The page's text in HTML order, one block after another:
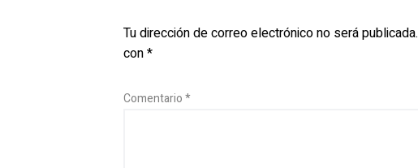
Tu dirección de correo electrónico no será publicada.
con*
Comentario*